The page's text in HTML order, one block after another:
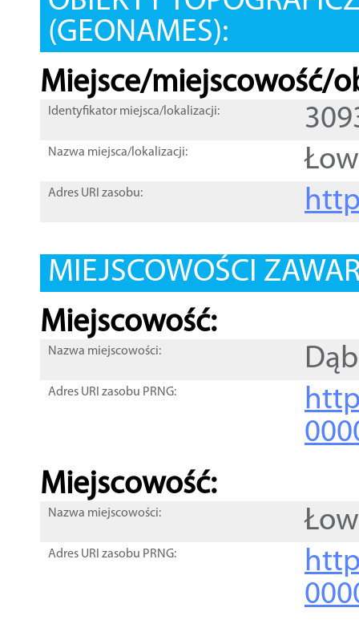
(GEONAMES):
Miejsce/miejscowość/
Identyfikator miejsca/lokalizacji:
Nazwa miejsca/lokalizacji:
Adres URI zasobu:
MIEJSCOWOŚCI
Miejscowość:
Nazwa miejscowości:
Adres URI zasobu PRNG:
Miejscowość:
Nazwa miejscowości:
Adres URI zasobu PRNG: